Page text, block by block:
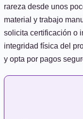
rareza desde unos
material y trabajo
solicita certificación o
integridad física del
y opta por pagos